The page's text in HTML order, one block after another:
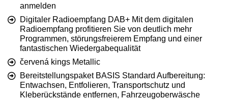
anmelden
Digitaler Radioempfang DAB+ Mit dem digitalen
Radioempfang profitieren Sie von deutlich mehr
Programmen, störungsfreierem Empfang und einer
fantastischen Wiedergabequalität
červená kings Metallic
Bereitstellungspaket BASIS Standard Aufbereitung:
Entwachsen, Entfolieren, Transportschutz und
Kleberückstände entfernen, Fahrzeugoberwäsche